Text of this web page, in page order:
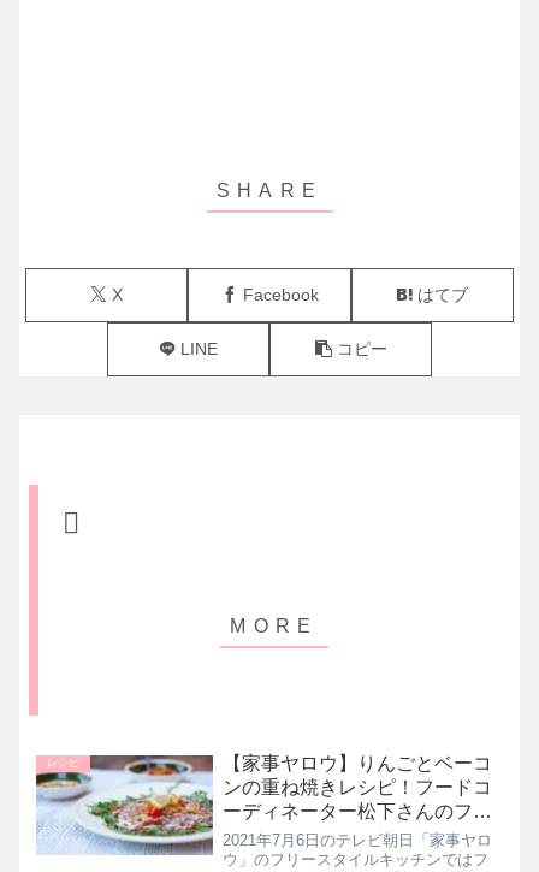
X Facebook はてブ
LINE コピー
レシピ
【家事ヤロウ】りんごとベーコ
ンの重ね焼きレシピ！フードコ
ーディネーター松下さんのフリ
ースタイルキッチン｜7月6日
2021年7月6日のテレビ朝日「家事ヤロ
ウ」のフリースタイルキッチンではフ